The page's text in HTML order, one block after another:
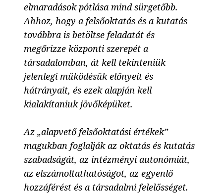
elmaradások pótlása mind sürgetőbb.
Ahhoz, hogy a felsőoktatás és a kutatás
továbbra is betöltse feladatát és
megőrizze központi szerepét a
társadalomban, át kell tekinteniük
jelenlegi működésük előnyeit és
hátrányait, és ezek alapján kell
kialakítaniuk jövőképüket.
Az „alapvető felsőoktatási értékek”
magukban foglalják az oktatás és kutatás
szabadságát, az intézményi autonómiát,
az elszámoltathatóságot, az egyenlő
hozzáférést és a társadalmi felelősséget.